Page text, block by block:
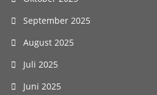
September 2025
August 2025
Juli 2025
Juni 2025